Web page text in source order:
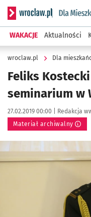
Serwis informacyjny
WAKACJE Aktualności
wroclaw.pl Dla
Feliks
seminarium w
Data publikacji:
27.02.2019 00:00 | Autor:
Redakcja
Materiał archiwalny
Kliknij, aby powiększyć